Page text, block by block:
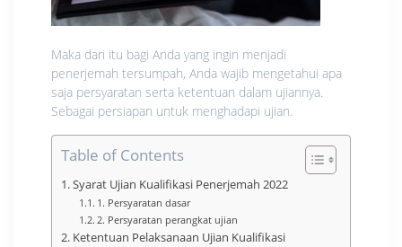
Maka dari itu bagi Anda yang ingin menjadi
penerjemah tersumpah, Anda wajib mengetahui apa
saja persyaratan serta ketentuan dalam ujiannya.
Sebagai persiapan untuk menghadapi ujian.
Table of Contents
Syarat Ujian Kualifikasi Penerjemah 2022
1. Persyaratan dasar
2. Persyaratan perangkat ujian
Ketentuan Pelaksanaan Ujian Kualifikasi